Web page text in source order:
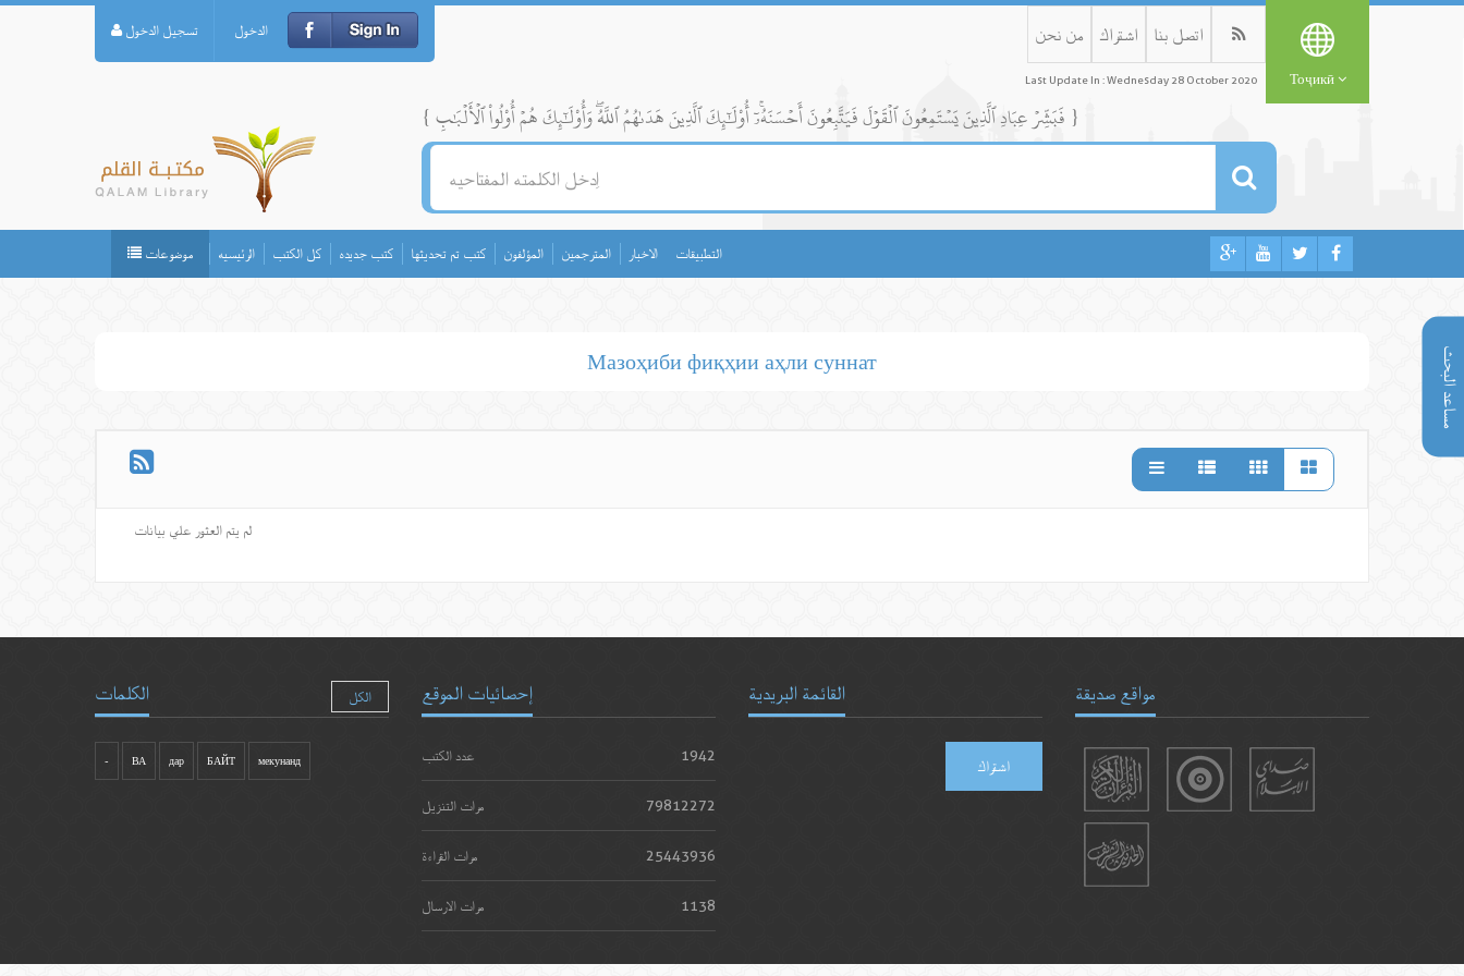
مساعد البحث
تسجيل الدخول الدخول من نحن اشتراك اتصل بنا
Last Update In : Wednesday 28 October 2020 Тоҷикӣ
{ فَبَشِّرۡ عِبَادِ ٱلَّذِينَ يَسۡتَمِعُونَ ٱلۡقَوۡلَ فَيَتَّبِعُونَ أَحۡسَنَهُۥٓۚ أُوْلَٰٓئِكَ ٱلَّذِينَ هَدَىٰهُمُ ٱللَّهُۖ وَأُوْلَٰٓئِكَ هُمۡ أُوْلُواْ ٱلۡأَلۡبَٰبِ }
موضوعات الرئيسيه كل الكتب كتب جديده كتب تم تحديثها المؤلفون المترجمين الاخبار التطبيقات
Мазоҳиби фиқҳии аҳли суннат
لم يتم العثور علي بيانات
الكلمات الكل
- ВА дар БАЙТ мекунанд
إحصائيات الموقع
عدد الكتب 1942
مرات التنزيل 79812272
مرات القراءة 25443936
مرات الارسال 1138
القائمة البريدية
اشتراك
مواقع صديقة